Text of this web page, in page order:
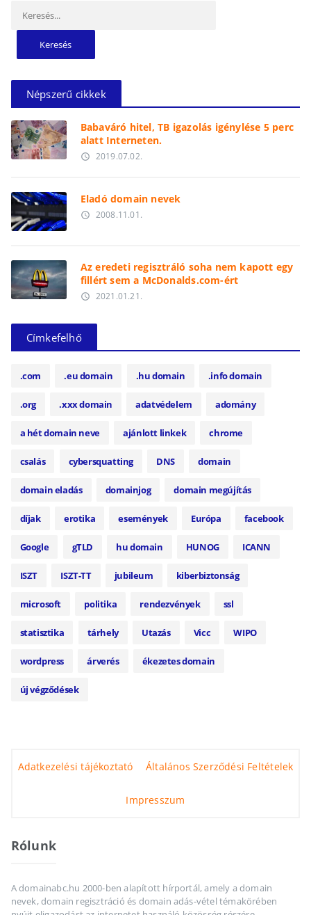
Népszerű cikkek
Babaváró hitel, TB igazolás igénylése 5 perc
alatt Interneten.
access_time 2019.07.02.
Eladó domain nevek
access_time 2008.11.01.
Az eredeti regisztráló soha nem kapott egy
fillért sem a McDonalds.com-ért
access_time 2021.01.21.
Címkefelhő
.com .eu domain .hu domain .info domain
.org .xxx domain adatvédelem adomány
a hét domain neve ajánlott linkek chrome
csalás cybersquatting DNS domain
domain eladás domainjog domain megújítás
díjak erotika események Európa facebook
Google gTLD hu domain HUNOG ICANN
ISZT ISZT-TT jubileum kiberbiztonság
microsoft politika rendezvények ssl
statisztika tárhely Utazás Vicc WIPO
wordpress árverés ékezetes domain
új végződések
Adatkezelési tájékoztató Általános Szerződési Feltételek
Impresszum
Rólunk
A domainabc.hu 2000-ben alapított hírportál, amely a domain
nevek, domain regisztráció és domain adás-vétel témakörében